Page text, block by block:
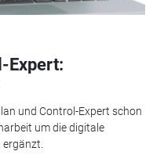
Expert:
und Control-Expert schon
um die digitale
ergänzt.